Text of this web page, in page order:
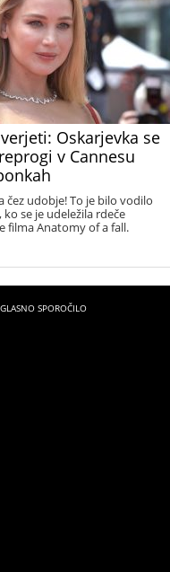
Oskarjevka se
v Cannesu
čez udobje! To je bilo vodilo
ko se je udeležila rdeče
filma Anatomy of a fall.